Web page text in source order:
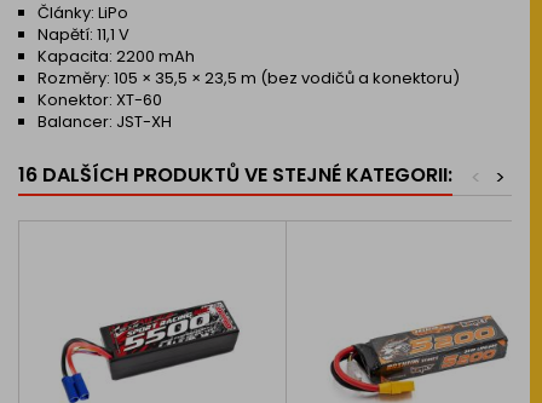
Články: LiPo
Napětí: 11,1 V
Kapacita: 2200 mAh
Rozměry: 105 × 35,5 × 23,5 m (bez vodičů a konektoru)
Konektor: XT-60
Balancer: JST-XH
16 DALŠÍCH PRODUKTŮ VE STEJNÉ KATEGORII: >
<